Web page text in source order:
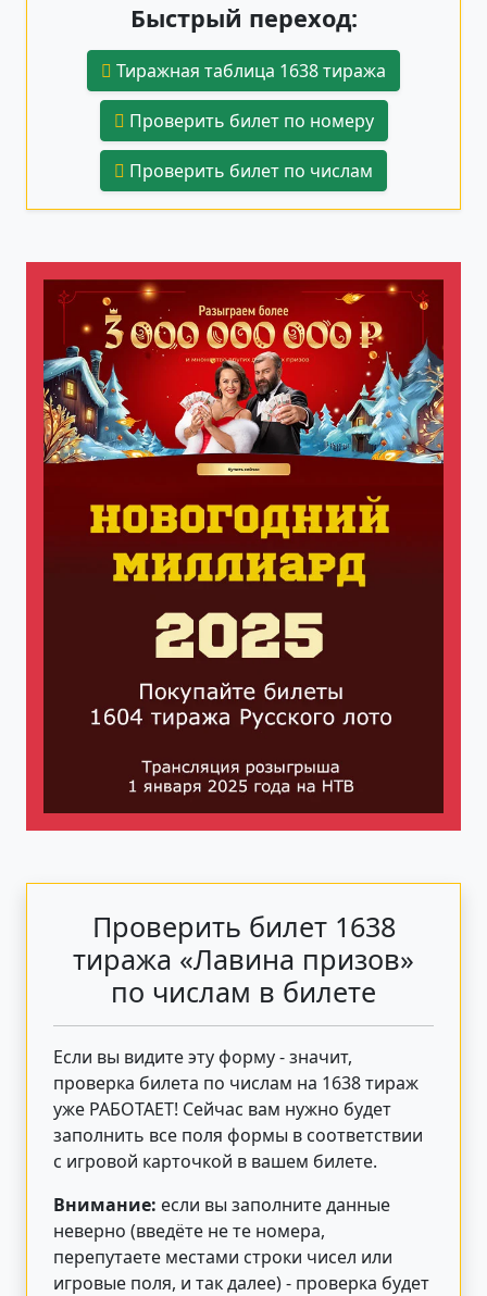
Быстрый переход:
Тиражная таблица 1638 тиража
Проверить билет по номеру
Проверить билет по числам
Проверить билет 1638
тиража «Лавина призов»
по числам в билете
Если вы видите эту форму - значит,
проверка билета по числам на 1638 тираж
уже РАБОТАЕТ! Сейчас вам нужно будет
заполнить все поля формы в соответствии
с игровой карточкой в вашем билете.
Внимание: если вы заполните данные
неверно (введёте не те номера,
перепутаете местами строки чисел или
игровые поля, и так далее) - проверка будет